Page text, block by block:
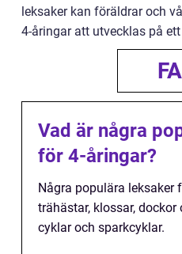
leksaker kan föräldrar och
4-åringar att utvecklas på
Vad är några
för 4-åringar?
Några populära leksaker
trähästar, klossar,
cyklar och sparkcyklar.